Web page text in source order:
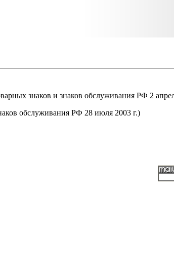
знаков и знаков обслуживания РФ 2
обслуживания РФ 28 июля 2003 г.)